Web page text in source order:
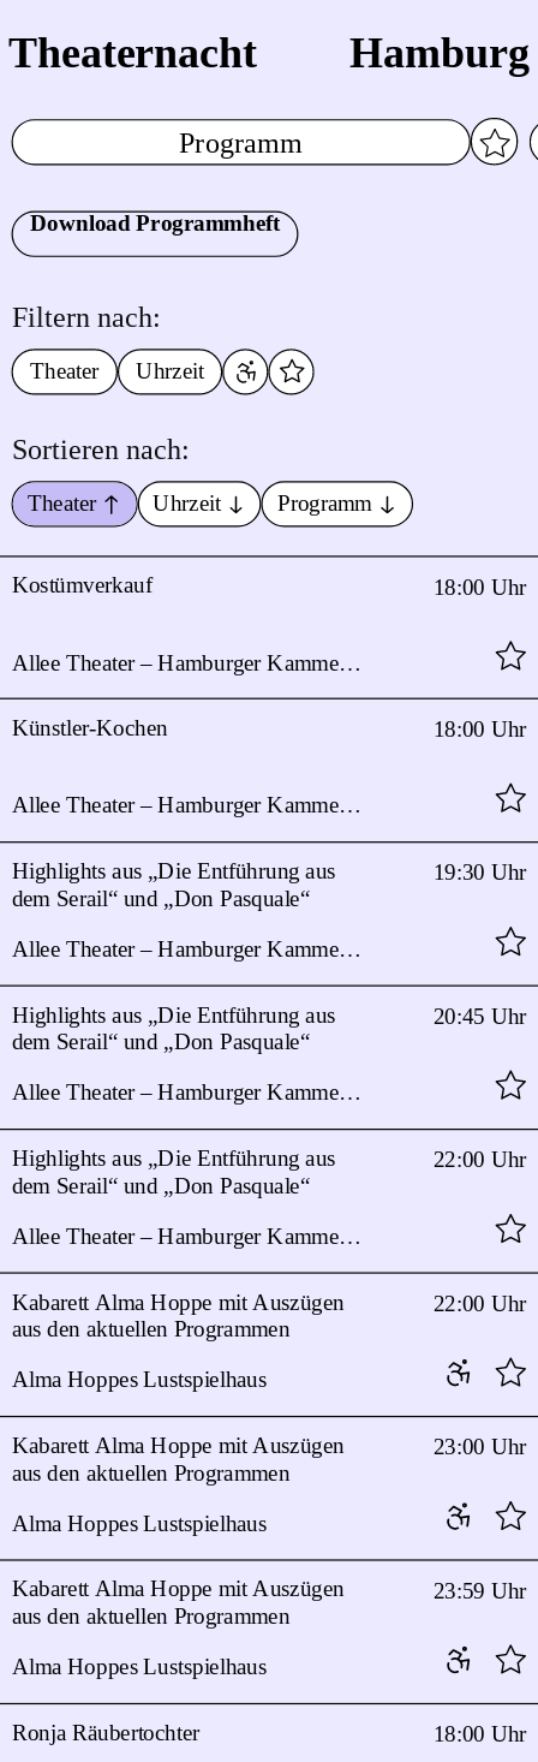
Theaternacht Hamburg
Programm
Download Programmheft
Filtern nach:
Theater Uhrzeit
Sortieren nach:
Theater Uhrzeit Programm
Allee Theater – Hamburger Kammeroper
18:00 Uhr
Kostümverkauf
Allee Theater – Hamburger Kammeroper
18:00 Uhr
Künstler-Kochen
Allee Theater – Hamburger Kammeroper
19:30 Uhr
Highlights aus „Die Entführung aus
dem Serail“ und „Don Pasquale“
Allee Theater – Hamburger Kammeroper
20:45 Uhr
Highlights aus „Die Entführung aus
dem Serail“ und „Don Pasquale“
Allee Theater – Hamburger Kammeroper
22:00 Uhr
Highlights aus „Die Entführung aus
dem Serail“ und „Don Pasquale“
Alma Hoppes Lustspielhaus
22:00 Uhr
Kabarett Alma Hoppe mit Auszügen
aus den aktuellen Programmen
Alma Hoppes Lustspielhaus
23:00 Uhr
Kabarett Alma Hoppe mit Auszügen
aus den aktuellen Programmen
Alma Hoppes Lustspielhaus
23:59 Uhr
Kabarett Alma Hoppe mit Auszügen
aus den aktuellen Programmen
18:00 Uhr
Ronja Räubertochter